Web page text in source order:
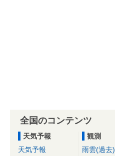
全国のコンテンツ
天気予報
天気予報
観測
雨雲(過去)